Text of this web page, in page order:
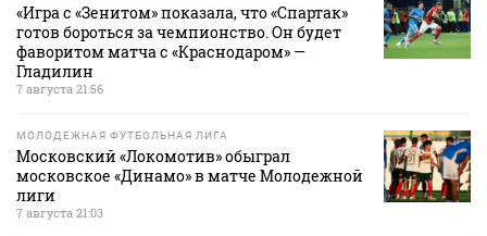
«Игра с «Зенитом» показала, что «Спартак»
готов бороться за чемпионство. Он будет
фаворитом матча с «Краснодаром» —
Гладилин
7 августа 21:56
МОЛОДЕЖНАЯ ФУТБОЛЬНАЯ ЛИГА
Московский «Локомотив» обыграл
московское «Динамо» в матче Молодежной
лиги
7 августа 21:03